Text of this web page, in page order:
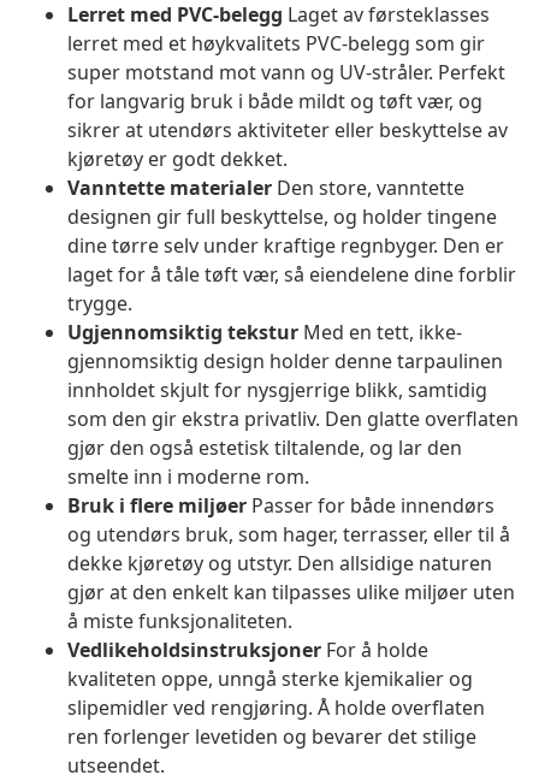
Lerret med PVC-belegg Laget av førsteklasses
lerret med et høykvalitets PVC-belegg som gir
super motstand mot vann og UV-stråler. Perfekt
for langvarig bruk i både mildt og tøft vær, og
sikrer at utendørs aktiviteter eller beskyttelse av
kjøretøy er godt dekket.
Vanntette materialer Den store, vanntette
designen gir full beskyttelse, og holder tingene
dine tørre selv under kraftige regnbyger. Den er
laget for å tåle tøft vær, så eiendelene dine forblir
trygge.
Ugjennomsiktig tekstur Med en tett, ikke-
gjennomsiktig design holder denne tarpaulinen
innholdet skjult for nysgjerrige blikk, samtidig
som den gir ekstra privatliv. Den glatte overflaten
gjør den også estetisk tiltalende, og lar den
smelte inn i moderne rom.
Bruk i flere miljøer Passer for både innendørs
og utendørs bruk, som hager, terrasser, eller til å
dekke kjøretøy og utstyr. Den allsidige naturen
gjør at den enkelt kan tilpasses ulike miljøer uten
å miste funksjonaliteten.
Vedlikeholdsinstruksjoner For å holde
kvaliteten oppe, unngå sterke kjemikalier og
slipemidler ved rengjøring. Å holde overflaten
ren forlenger levetiden og bevarer det stilige
utseendet.